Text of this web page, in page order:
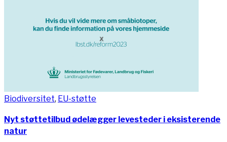
Biodiversitet, EU-støtte
Nyt støttetilbud ødelægger levesteder i eksisterende
natur